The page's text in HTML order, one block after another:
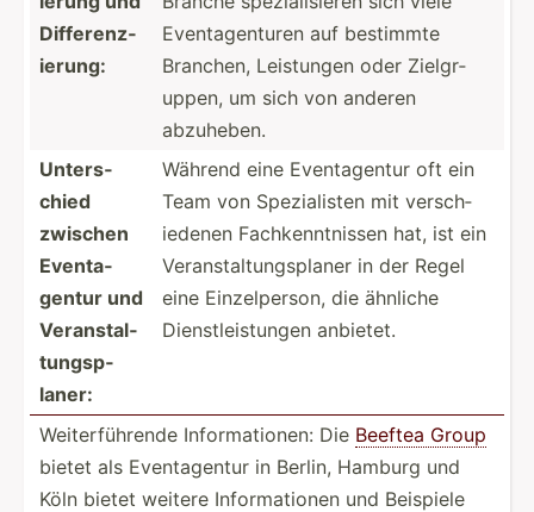
Differ­enz­
ierung:
Eventa­gen­turen auf bestimmte
Branchen, Leistungen oder Zielgr­
uppen, um sich von anderen
abzuheben.
Unters­
chied
zwischen
Eventa­
gentur und
Verans­tal­
tun­gsp­
laner:
Während eine Eventa­gentur oft ein
Team von Spezia­listen mit versch­
iedenen Fachke­nnt­nissen hat, ist ein
Verans­tal­tun­gsp­laner in der Regel
eine Einzel­person, die ähnliche
Dienst­lei­stungen anbietet.
Weiter­füh­rende Inform­ati­onen: Die Beeftea Group
bietet als Eventa­gentur in Berlin, Hamburg und
Köln bietet weitere Inform­ationen und Beispiele